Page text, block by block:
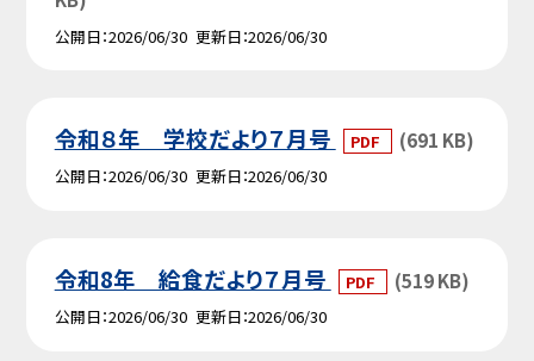
公開日 2026/06/30 更新日 2026/06/30
令和８年 学校だより７月号 PDF (691 KB)
公開日 2026/06/30 更新日 2026/06/30
令和8年 給食だより７月号 PDF (519 KB)
公開日 2026/06/30 更新日 2026/06/30